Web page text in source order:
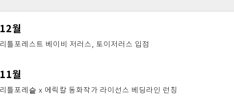
12월
리틀포레스트 베이비 저러스, 토이저러스 입점
11월
리틀포레슽 x 에릭칼 동화작가 라이선스 베딩라인 런칭